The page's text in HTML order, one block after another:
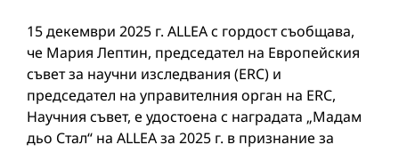
15 декември 2025 г. ALLEA с гордост съобщава,
че Мария Лептин, председател на Европейския
съвет за научни изследвания (ERC) и
председател на управителния орган на ERC,
Научния съвет, е удостоена с наградата „Мадам
дьо Стал“ на ALLEA за 2025 г. в признание за